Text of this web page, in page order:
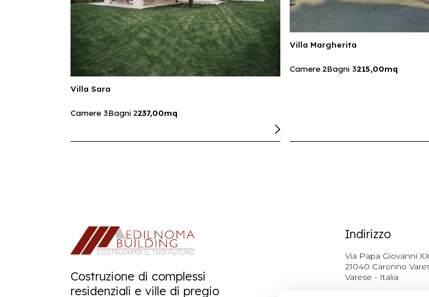
Villa Sara
Camere 3Bagni 2237,00mq
Villa Margherita
Camere 2Bagni 3215,00mq
Costruzione di complessi
residenziali e ville di pregio
Indirizzo
Via Papa Giovanni
21040 Caronno
Varese - Italia